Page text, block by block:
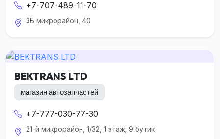
+7-707-489-11-70
3Б микрорайон, 40
BEKTRANS LTD
магазин автозапчастей
+7-777-030-77-30
21-й микрорайон, 1/32, 1 этаж; 9 бутик